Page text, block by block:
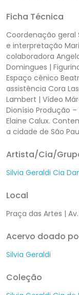
Ficha Técnica
Coordenação geral
e interpretação
colaboradora
Domingues |
Espaço cênico
assistência Cora
Lambert | Vídeo
Dionísio Produção
Elaine Calux.
a cidade de São
Artista/Cia/
Silvia Geraldi Cia
Local
Praça das Artes |
Acervo doado
Silvia Geraldi
Coleção